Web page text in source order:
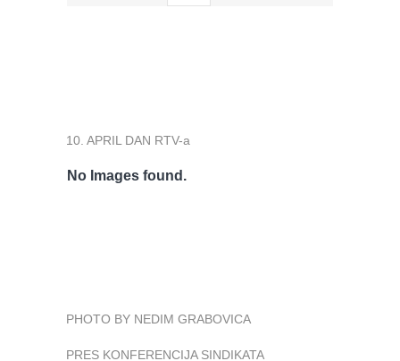
10. APRIL DAN RTV-a
No Images found.
PHOTO BY NEDIM GRABOVICA
PRES KONFERENCIJA SINDIKATA